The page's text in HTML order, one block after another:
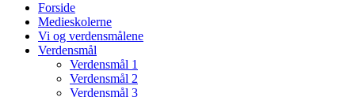
Forside
Medieskolerne
Vi og verdensmålene
Verdensmål
Verdensmål 1
Verdensmål 2
Verdensmål 3